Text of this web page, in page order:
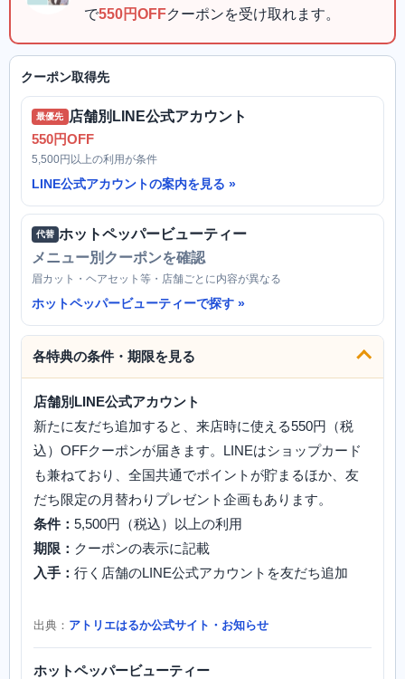
で550円OFFクーポンを受け取れます。
クーポン取得先
最優先 店舗別LINE公式アカウント
550円OFF
5,500円以上の利用が条件
LINE公式アカウントの案内を見る
代替 ホットペッパービューティー
メニュー別クーポンを確認
眉カット・ヘアセット等・店舗ごとに内容が異なる
ホットペッパービューティーで探す
各特典の条件・期限を見る
店舗別LINE公式アカウント
新たに友だち追加すると、来店時に使える550円（税
込）OFFクーポンが届きます。LINEはショップカード
も兼ねており、全国共通でポイントが貯まるほか、友
だち限定の月替わりプレゼント企画もあります。
条件： 5,500円（税込）以上の利用
期限： クーポンの表示に記載
入手： 行く店舗のLINE公式アカウントを友だち追加
出典： アトリエはるか公式サイト・お知らせ
ホットペッパービューティー